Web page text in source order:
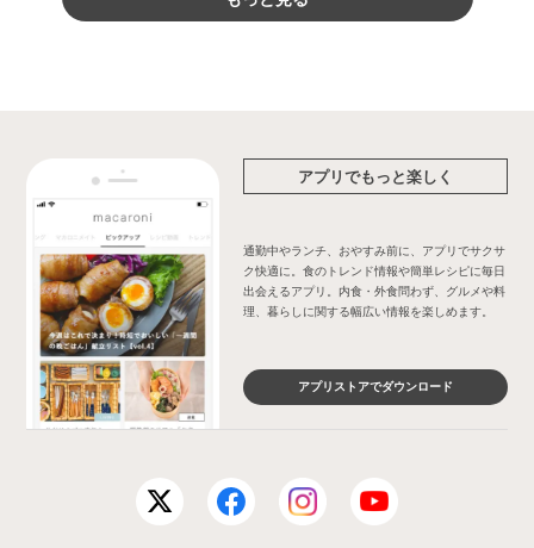
アプリでもっと楽しく
通勤中やランチ、おやすみ前に、アプリでサクサ
ク快適に。食のトレンド情報や簡単レシピに毎日
出会えるアプリ。内食・外食問わず、グルメや料
理、暮らしに関する幅広い情報を楽しめます。
アプリストアでダウンロード